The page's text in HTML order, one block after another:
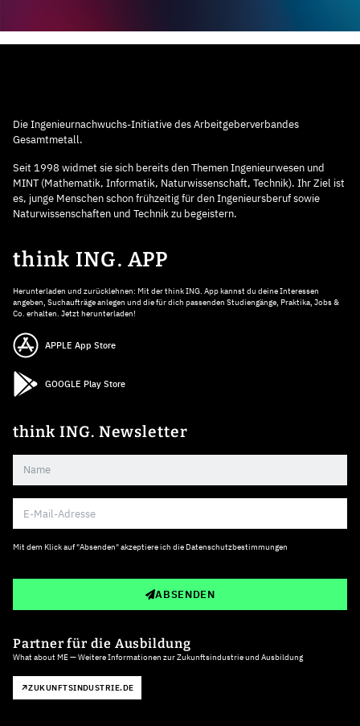
Die Ingenieurnachwuchs-Initiative des Arbeitgeberverbandes
Gesamtmetall.
Seit 1998 widmet sie sich bereits den Themen Ingenieurwesen und
MINT (Mathematik, Informatik, Naturwissenschaft, Technik). Ihr Ziel ist
es, junge Menschen schon frühzeitig für den Ingenieursberuf sowie
Naturwissenschaften und Technik zu begeistern.
think ING. APP
Herunterladen und zurücklehnen: Mit der think ING. App kannst du deine Interessen
angeben, Suchaufträge anlegen und die für dich passenden Studiengänge, Praktika, Jobs &
Co. erhalten. Jetzt herunterladen!
APPLE App Store
GOOGLE Play Store
think ING. Newsletter
Mit dem Klick auf "Absenden" akzeptiere ich die Datenschutzbestimmungen
ABSENDEN
Partner für die Ausbildung
What about ME — Weitere Informationen zur Zukunftsindustrie und Ausbildung
ZUKUNFTSINDUSTRIE.DE